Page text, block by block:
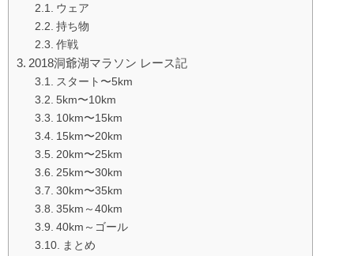
ウェア
持ち物
作戦
2018洞爺湖マラソン レース記
スタート〜5km
5km〜10km
10km〜15km
15km〜20km
20km〜25km
25km〜30km
30km〜35km
35km～40km
40km～ゴール
まとめ